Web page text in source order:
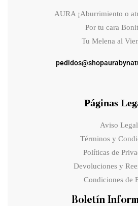
AURA ¡Aburrimiento o
Por tu cara
Tu Melena al
Páginas
Aviso Legal
Términos y
Políticas de
Devoluciones y
Condiciones de
Boletín